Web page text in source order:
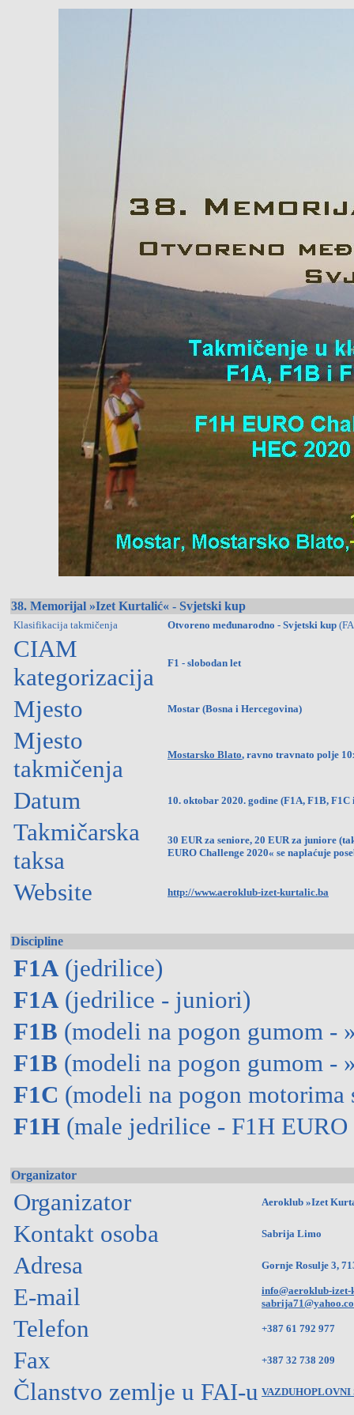
38. Memorijal »Izet Kurtalić« - Svjetski kup
Klasifikacija takmičenja Otvoreno međunarodno - Svjetski kup
CIAM
kategorizacija
F1 - slobodan let
Mjesto Mostar (Bosna i Hercegovina)
Mjesto
takmičenja
Mostarsko Blato, ravno travnato polje
Datum 10. oktobar 2020. godine (F1A, F1B, F1C
Takmičarska
taksa
30 EUR za seniore, 20 EUR za juniore
EURO Challenge 2020« se naplaćuje
Website http://www.aeroklub-izet-kurtalic.ba
Discipline
F1A(jedrilice)
F1A(jedrilice - juniori)
F1B (modeli na pogon gumom -
F1B (modeli na pogon gumom -
F1C (modeli na pogon
F1H (male jedrilice - F1H
Organizator
Organizator Aeroklub »Izet
Kontakt osoba Sabrija Limo
Adresa Gornje Rosulje 3,
E-mail
info@aeroklub-
Telefon +387 61 792 977
Fax +387 32 738 209
Članstvo zemlje u FAI-u VAZDUHOPLOVNI